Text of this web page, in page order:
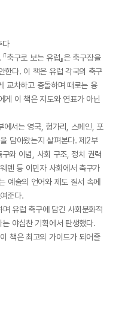
다
축구로 보는 유럽』은 축구장을
한다. 이 책은 유럽 각국의 축구
교차하고 충돌하며 때로는 융
게 이 책은 지도와 연표가 아닌
에서는 영국, 헝가리, 스페인, 포
담아왔는지 살펴본다. 제2부
와 이념, 사회 구조, 정치 권력
덴 등 이민자 사회에서 축구가
예술의 언어와 제도 질서 속에
준다.
유럽 축구에 담긴 사회문화적
야심찬 기획에서 탄생했다.
책은 최고의 가이드가 되어줄